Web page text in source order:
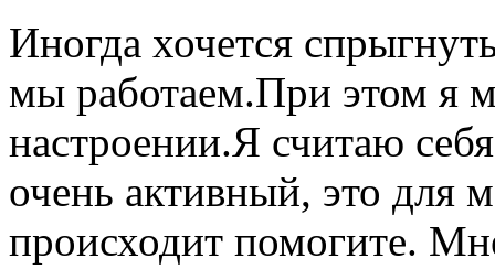
Иногда хочется
мы работаем.При этом я
настроении.Я считаю
очень активный, это для
происходит помогите.